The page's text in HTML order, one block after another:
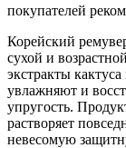
покупателей
Корейский
сухой и
экстракты
увлажняют и
упругость.
растворяет
невесомую